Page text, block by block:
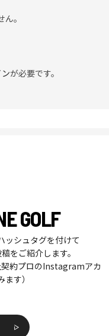
。
が必要です。
GOLF
ッシュタグを付けて
をご紹介します。
約プロのInstagramアカ
す）